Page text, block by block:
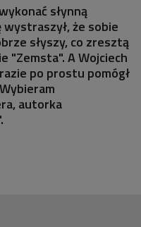
słynną
że sobie
słyszy, co zresztą
"Zemsta". A Wojciech
po prostu pomógł
autorka